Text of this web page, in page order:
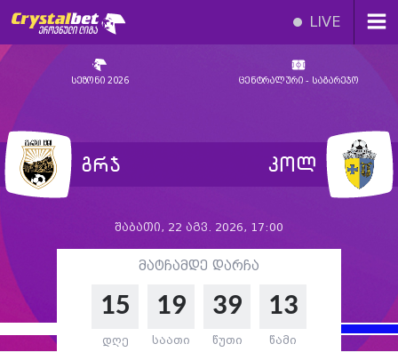
LIVE
სეზონი 2026 ცენტრალური - საგარეჯო
გრჯ კოლ
შაბათი, 22 აგვ. 2026, 17:00
მატჩამდე დარჩა
15
დღე
19
საათი
39
წუთი
12
წამი